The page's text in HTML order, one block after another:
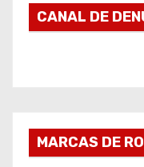
CANAL DE
MARCAS DE